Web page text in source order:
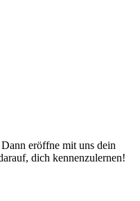
eröffne mit uns dein
dich kennenzulernen!